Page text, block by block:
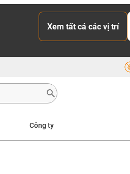
Xem tất cả các vị trí
Công ty